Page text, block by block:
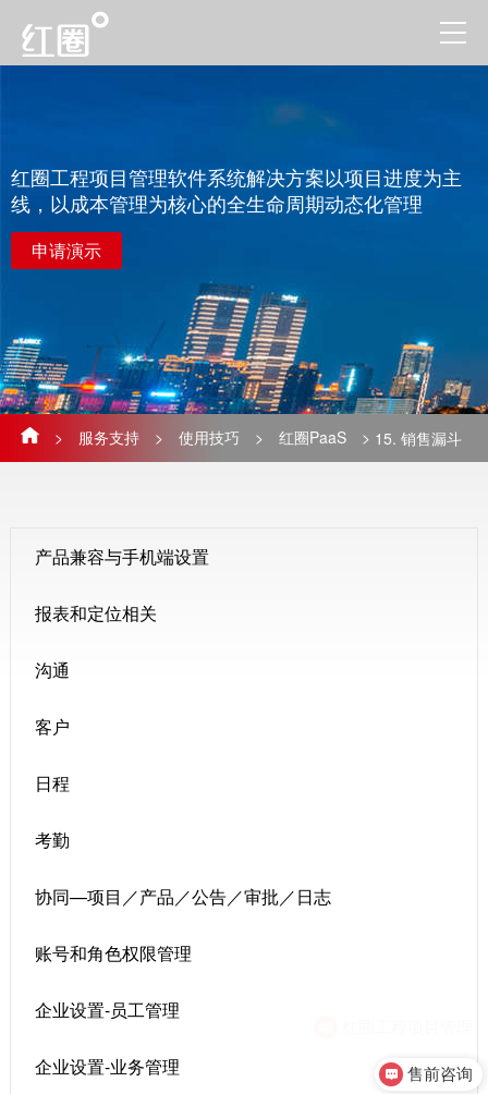
红圈工程项目管理软件系统解决方案以项目进度为主
线，以成本管理为核心的全生命周期动态化管理
申请演示
> 服务支持 > 使用技巧 > 红圈PaaS > 15. 销售漏斗
产品兼容与手机端设置
报表和定位相关
沟通
客户
日程
考勤
协同—项目／产品／公告／审批／日志
账号和角色权限管理
企业设置-员工管理
企业设置-业务管理 售前咨询